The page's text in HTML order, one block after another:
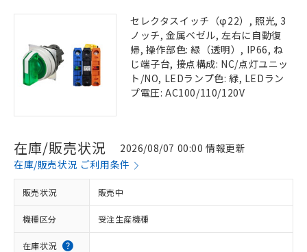
セレクタスイッチ（φ22）, 照光, 3
ノッチ, 金属ベゼル, 左右に自動復
帰, 操作部色: 緑（透明）, IP66, ね
じ端子台, 接点構成: NC/点灯ユニッ
ト/NO, LEDランプ色: 緑, LEDラン
プ電圧: AC100/110/120V
在庫/販売状況
2026/08/07 00:00 情報更新
在庫/販売状況 ご利用条件
販売状況 販売中
機種区分 受注生産機種
在庫状況